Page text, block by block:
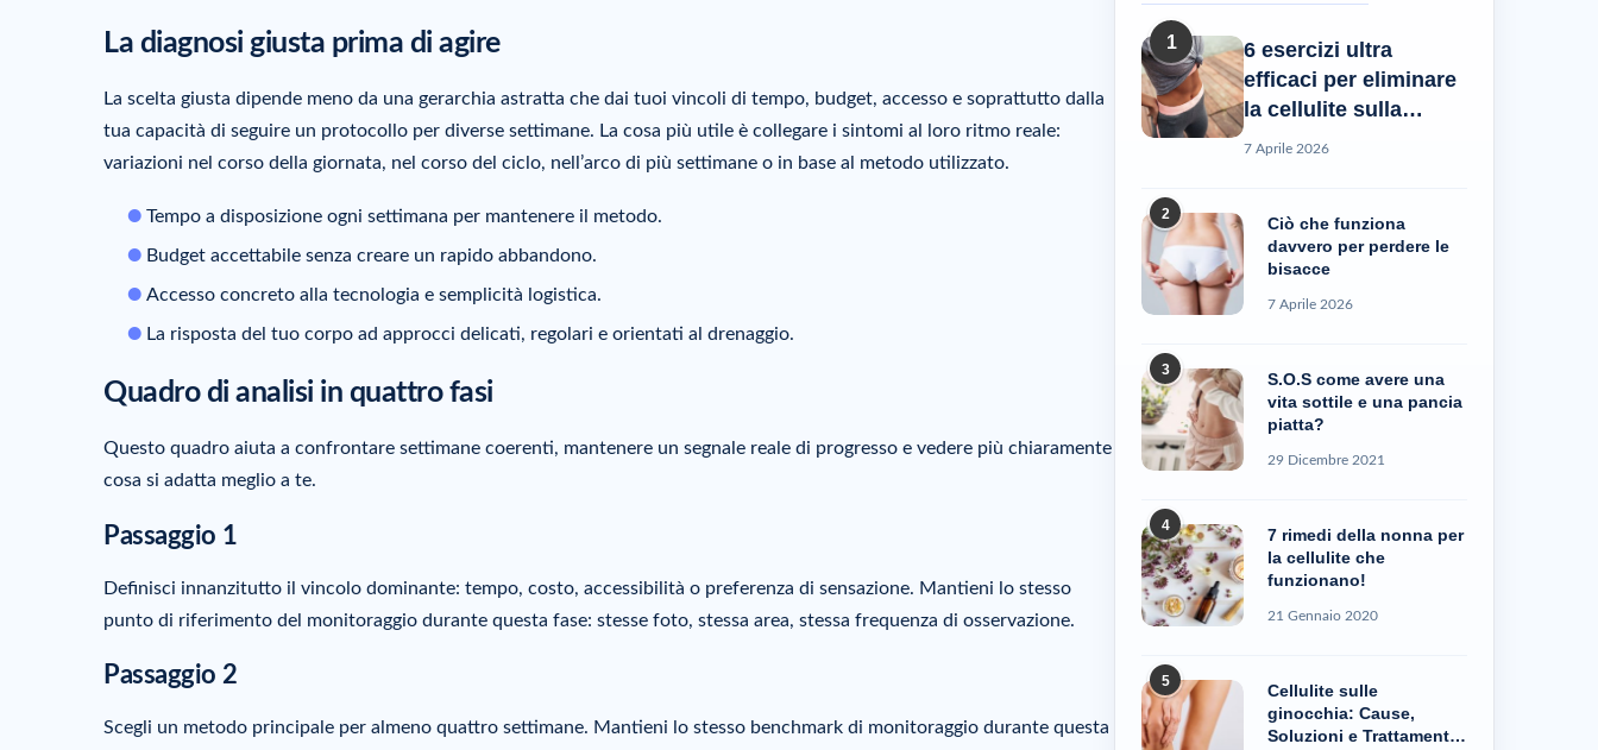
La diagnosi giusta prima di agire
La scelta giusta dipende meno da una gerarchia astratta che dai tuoi vincoli di tempo, budget, accesso e soprattutto dalla
tua capacità di seguire un protocollo per diverse settimane. La cosa più utile è collegare i sintomi al loro ritmo reale:
variazioni nel corso della giornata, nel corso del ciclo, nell’arco di più settimane o in base al metodo utilizzato.
Tempo a disposizione ogni settimana per mantenere il metodo.
Budget accettabile senza creare un rapido abbandono.
Accesso concreto alla tecnologia e semplicità logistica.
La risposta del tuo corpo ad approcci delicati, regolari e orientati al drenaggio.
Quadro di analisi in quattro fasi
Questo quadro aiuta a confrontare settimane coerenti, mantenere un segnale reale di progresso e vedere più chiaramente
cosa si adatta meglio a te.
Passaggio 1
Definisci innanzitutto il vincolo dominante: tempo, costo, accessibilità o preferenza di sensazione. Mantieni lo stesso
punto di riferimento del monitoraggio durante questa fase: stesse foto, stessa area, stessa frequenza di osservazione.
Passaggio 2
Scegli un metodo principale per almeno quattro settimane. Mantieni lo stesso benchmark di monitoraggio durante questa
1
6 esercizi ultra
efficaci per eliminare
la cellulite sulla
pancia
7 Aprile 2026
2
Ciò che funziona
davvero per perdere le
bisacce
7 Aprile 2026
3
S.O.S come avere una
vita sottile e una pancia
piatta?
29 Dicembre 2021
4
7 rimedi della nonna per
la cellulite che
funzionano!
21 Gennaio 2020
5
Cellulite sulle
ginocchia: Cause,
Soluzioni e Trattamenti